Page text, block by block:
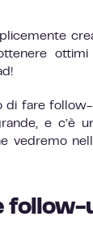
fare follow-
e c’è
vedremo
follow-